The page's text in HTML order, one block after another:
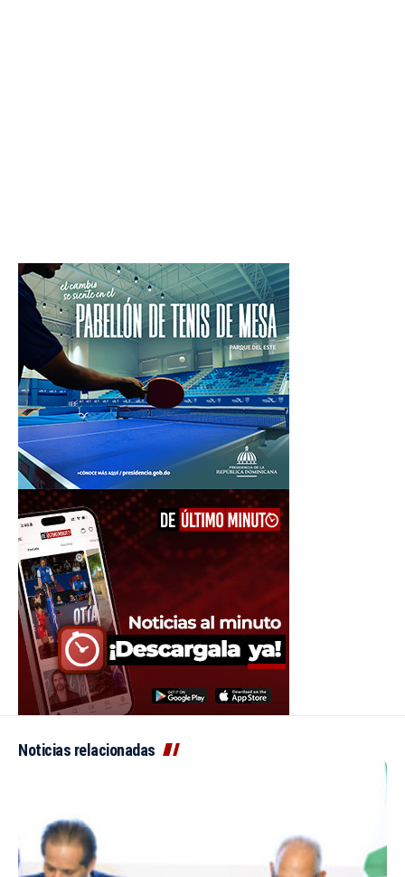
Noticias relacionadas